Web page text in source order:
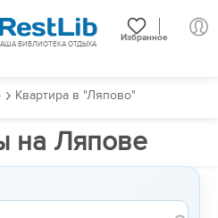
Избранное
БИБЛИОТЕКА ОТДЫХА
Квартира в "Ляпово"
на Ляпове